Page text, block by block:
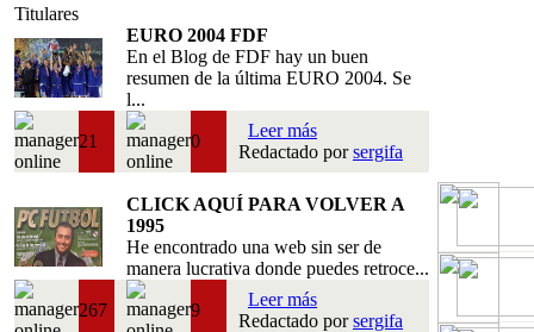
Titulares
EURO 2004 FDF
En el Blog de FDF hay un buen
resumen de la última EURO 2004. Se
l...
21 0
Leer más
Redactado porsergifa
CLICK AQUÍ PARA VOLVER A
1995
He encontrado una web sin ser de
manera lucrativa donde puedes retroce...
267 9
Leer más
Redactado porsergifa